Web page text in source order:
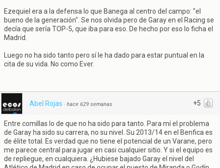
Ezequiel era a la defensa lo que Banega al centro del campo: "el
bueno de la generación". Se nos olvida pero de Garay en el Racing se
decía que sería TOP-5, que iba para eso. De hecho por eso lo ficha el
Madrid.
Luego no ha sido tanto pero sí le ha dado para estar puntual en la
cita de su vida. No como Ever.
+5
Abel Rojas · hace 629 semanas
Entre comillas lo de que no ha sido para tanto. Para mí el problema
de Garay ha sido su carrera, no su nivel. Su 2013/14 en el Benfica es
de élite total. Es verdad que no tiene el potencial de un Varane, pero
me parece central para jugar en casi cualquier sitio. Y si el equipo es
de repliegue, en cualquiera. ¿Hubiese bajado Garay el nivel del